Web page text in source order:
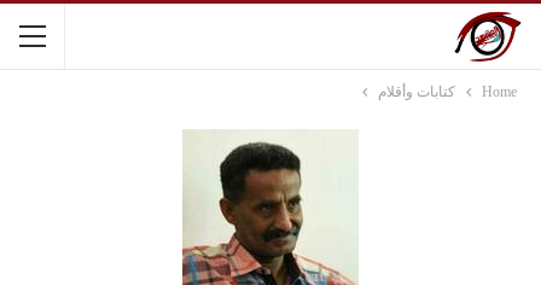
Home كتابات وأقلام